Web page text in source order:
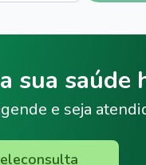
sua saúde
e seja